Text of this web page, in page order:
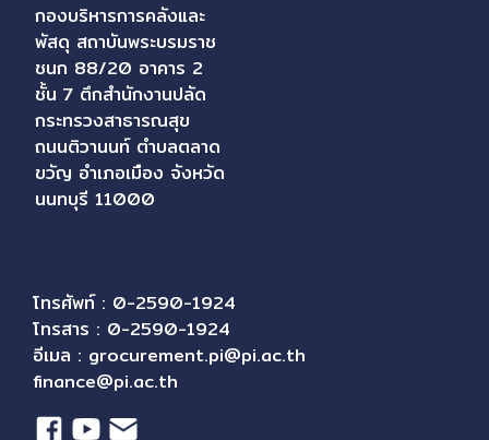
กองบริหารการคลังและ
พัสดุ สถาบันพระบรมราช
ชนก 88/20 อาคาร 2
ชั้น 7 ตึกสำนักงานปลัด
กระทรวงสาธารณสุข
ถนนติวานนท์ ตำบลตลาด
ขวัญ อำเภอเมือง จังหวัด
นนทบุรี 11000
โทรศัพท์ : 0-2590-1924
โทรสาร : 0-2590-1924
อีเมล : grocurement.pi@pi.ac.th
finance@pi.ac.th